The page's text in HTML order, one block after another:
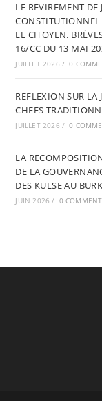
LE REVIREMENT
CONSTITUTIONNEL
LE CITOYEN.
16/CC DU 13 MAI
JUILLET 2026 / 0
REFLEXION SUR LA
CHEFS
JUILLET 2026 / 0
LA
DE LA
DES KULSE AU
JUIN 2026 / 0